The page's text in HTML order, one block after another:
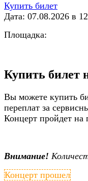
Купить билет
Дата: 07.08.2026 в
Площадка:
Купить билет
Вы можете купить
переплат за
Концерт пройдет
Внимание!
Концерт прошел